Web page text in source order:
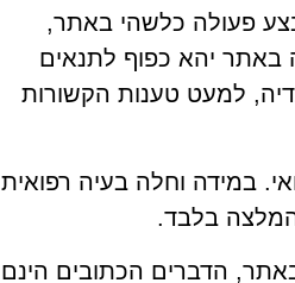
פעולה כלשהי באתר,
באתר יהא כפוף לתנאים
למעט טענות הקשורות
במידה וחלה בעיה רפואית
בלבד.
באתר, הדברים הכתובים הינם